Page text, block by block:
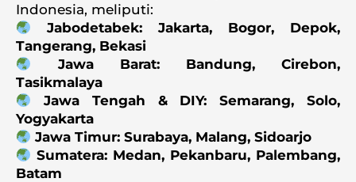
Indonesia, meliputi:
Jabodetabek: Jakarta, Bogor, Depok,
Tangerang, Bekasi
Jawa Barat: Bandung, Cirebon,
Tasikmalaya
Jawa Tengah & DIY: Semarang, Solo,
Yogyakarta
Jawa Timur: Surabaya, Malang, Sidoarjo
Sumatera: Medan, Pekanbaru, Palembang,
Batam